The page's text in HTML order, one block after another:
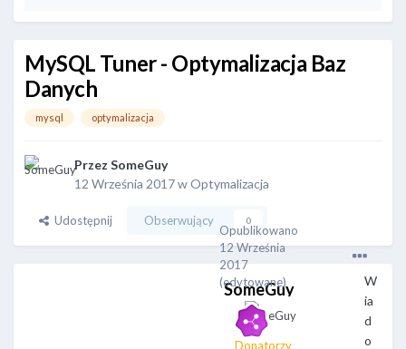
MySQL Tuner - Optymalizacja Baz
Danych
mysql optymalizacja
Przez SomeGuy
12 Września 2017wOptymalizacja
Udostępnij Obserwujący 0
SomeGuy
Donatorzy
Opublikowano
12 Września
2017
(edytowane)
W
ia
d
o